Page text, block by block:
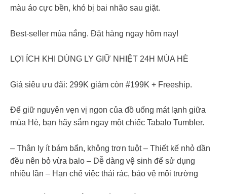
màu áo cực bền, khó bị bai nhão sau giặt.
Best-seller mùa nắng. Đặt hàng ngay hôm nay!
LỢI ÍCH KHI DÙNG LY GIỮ NHIỆT 24H MÙA HÈ
Giá siêu ưu đãi: 299K giảm còn #199K + Freeship.
Để giữ nguyên vẹn vị ngon của đồ uống mát lạnh giữa
mùa Hè, bạn hãy sắm ngay một chiếc Tabalo Tumbler.
– Thân ly ít bám bẩn, không trơn tuột – Thiết kế nhỏ dần
đều nên bỏ vừa balo – Dễ dàng vệ sinh để sử dụng
nhiều lần – Hạn chế việc thải rác, bảo vệ môi trường